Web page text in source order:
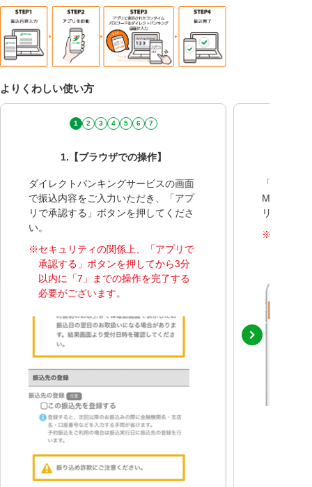
よりくわしい使い方
1 2 3 4 5 6 7
1.【ブラウザでの操作】
ダイレクトバンキングサービスの画面
で振込内容をご入力いただき、「アプ
リで承認する」ボタンを押してくださ
い。
※セキュリティの関係上、「アプリで
承認する」ボタンを押してから3分
以内に「7」までの操作を完了する
必要がございます。
「承認待
Myセブン
リ）を開
※